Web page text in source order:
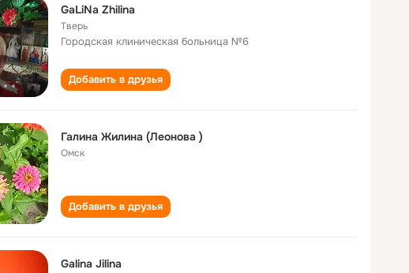
GaLiNа Zhilina
Тверь
Городская клиническая больница №6
Добавить в друзья
Галина Жилина (Леонова )
Омск
Добавить в друзья
Galina Jilina